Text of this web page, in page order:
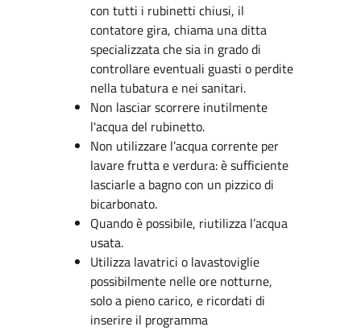
con tutti i rubinetti chiusi, il
contatore gira, chiama una ditta
specializzata che sia in grado di
controllare eventuali guasti o perdite
nella tubatura e nei sanitari.
Non lasciar scorrere inutilmente
l'acqua del rubinetto.
Non utilizzare l’acqua corrente per
lavare frutta e verdura: è sufficiente
lasciarle a bagno con un pizzico di
bicarbonato.
Quando è possibile, riutilizza l’acqua
usata.
Utilizza lavatrici o lavastoviglie
possibilmente nelle ore notturne,
solo a pieno carico, e ricordati di
inserire il programma